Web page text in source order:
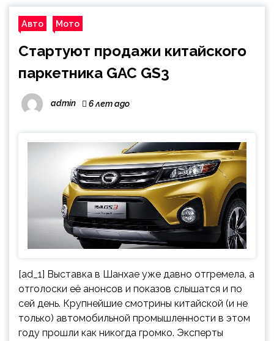
Авто Мото
Стартуют продажи китайского
паркетника GAC GS3
admin 6 лет ago
[ad_1] Выставка в Шанхае уже давно отгремела, а
отголоски её анонсов и показов слышатся и по
сей день. Крупнейшие смотрины китайской (и не
только) автомобильной промышленности в этом
году прошли как никогда громко. Эксперты